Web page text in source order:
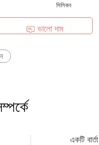
সিলিকন
ভালো দাম
একটি